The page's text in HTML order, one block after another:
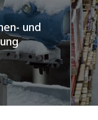
und